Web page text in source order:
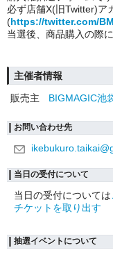
必ず店舗X(旧Twitter)ア
(https://twitter.com/
当選後、商品購入の際
主催者情報
販売主
BIGMAGIC池
お問い合わせ先
当日の受付について
当日の受付については
チケットを取り出す
抽選イベントについて